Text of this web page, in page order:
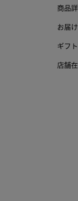
商品
お届
ギフ
店舗